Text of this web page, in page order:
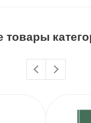
товары